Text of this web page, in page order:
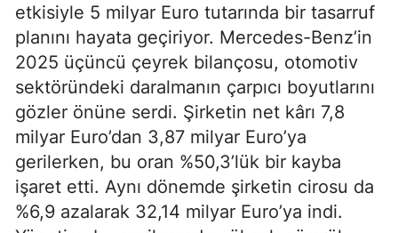
etkisiyle 5 milyar Euro tutarında bir tasarruf
planını hayata geçiriyor. Mercedes-Benz’in
2025 üçüncü çeyrek bilançosu, otomotiv
sektöründeki daralmanın çarpıcı boyutlarını
gözler önüne serdi. Şirketin net kârı 7,8
milyar Euro’dan 3,87 milyar Euro’ya
gerilerken, bu oran %50,3’lük bir kayba
işaret etti. Aynı dönemde şirketin cirosu da
%6,9 azalarak 32,14 milyar Euro’ya indi.